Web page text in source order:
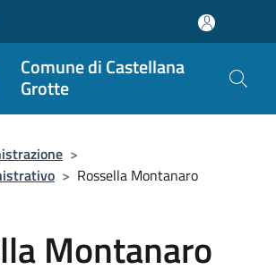
Comune di Castellana
Grotte
>
> Rossella Montanaro
Montanaro